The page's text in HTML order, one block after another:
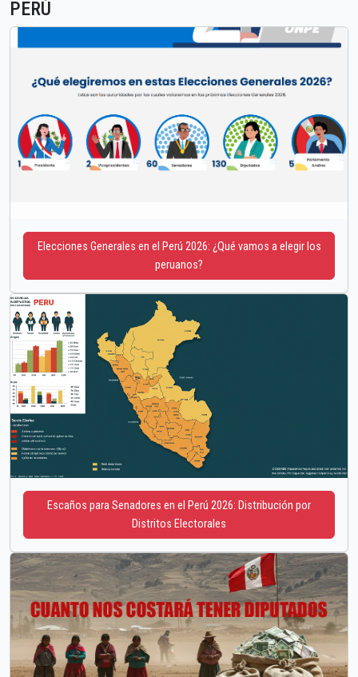
PERÚ
Elecciones Generales en el Perú 2026: ¿Qué vamos a elegir los
peruanos?
Escaños para Senadores en el Perú 2026: Distribución por
Distritos Electorales